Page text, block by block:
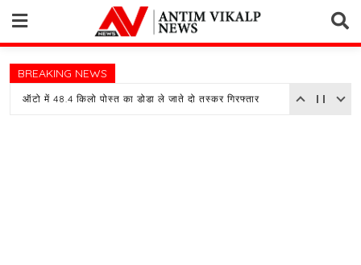
content
BREAKING NEWS
ऑटो में 48.4 किलो पोस्त का डोडा ले जाते दो तस्कर गिरफ्तार